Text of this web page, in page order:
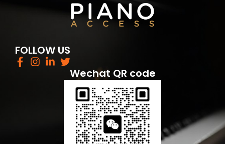
FOLLOW US
Wechat QR code